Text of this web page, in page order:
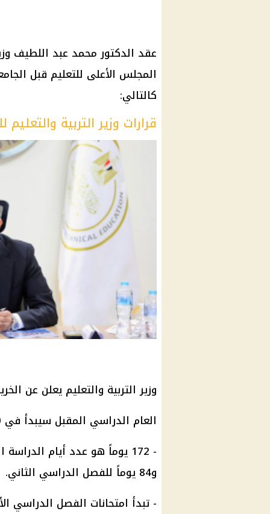
عقد الدكتور محمد عبد اللطيف
المجلس الأعلى للتعليم قبل
كالتالي:
قرارات وزير التربية
وزير التربية والتعليم يعلن عن
العام الدراسي المقبل سيبدأ في 20 سبتمبر 2025 وينتهي في 11 يونيو 2026.
و84 يوماً للفصل الدراسي الثاني.